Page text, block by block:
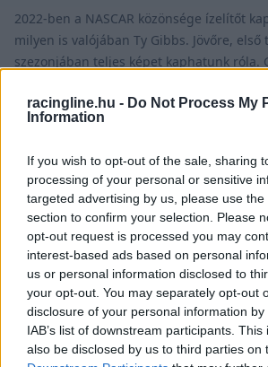
racingline.hu - Do Not Process My
Information
If you wish to opt-out of the sale, sharing
processing of your personal or sensitive
targeted advertising by us, please use
section to confirm your selection. Please
opt-out request is processed you may
interest-based ads based on personal
us or personal information disclosed to
your opt-out. You may separately opt-out
disclosure of your personal information
IAB’s list of downstream participants.
also be disclosed by us to third parties on
2022-ben a NASCAR közönsége ízelítőt
milyen is valójában Ty Gibbs. Jövőre, első
szezonjában teljes képet kaphatunk róla.
NASCAR nemzeti sorozatsibsn viszonylag
nem kérdőjelezhetők meg. Egy héttel
pályafutása eddigi talán legmélyebb
közösséget, [&hellip;]
NASCAR / 2022. NOV. 21.
Próbáltam kiszállni, és
láttam, hogy csak úgy
lábam
Kyle Busch 2015-ben nyerte első bajnoki
út, ami ide vezetett, fájdalommal, és